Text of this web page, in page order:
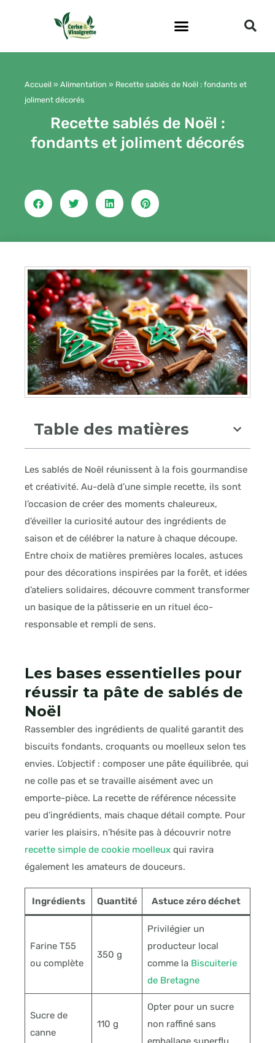
Accueil » Alimentation » Recette sablés de Noël : fondants et
joliment décorés
Recette sablés de Noël :
fondants et joliment décorés
Table des matières
Les sablés de Noël réunissent à la fois gourmandise
et créativité. Au-delà d’une simple recette, ils sont
l’occasion de créer des moments chaleureux,
d’éveiller la curiosité autour des ingrédients de
saison et de célébrer la nature à chaque découpe.
Entre choix de matières premières locales, astuces
pour des décorations inspirées par la forêt, et idées
d’ateliers solidaires, découvre comment transformer
un basique de la pâtisserie en un rituel éco-
responsable et rempli de sens.
Les bases essentielles pour
réussir ta pâte de sablés de
Noël
Rassembler des ingrédients de qualité garantit des
biscuits fondants, croquants ou moelleux selon tes
envies. L’objectif : composer une pâte équilibrée, qui
ne colle pas et se travaille aisément avec un
emporte-pièce. La recette de référence nécessite
peu d’ingrédients, mais chaque détail compte. Pour
varier les plaisirs, n’hésite pas à découvrir notre
recette simple de cookie moelleux qui ravira
également les amateurs de douceurs.
Ingrédients Quantité Astuce zéro déchet
Farine T55
ou complète
350 g
Privilégier un
producteur local
comme la Biscuiterie
de Bretagne
Sucre de
canne
110 g
Opter pour un sucre
non raffiné sans